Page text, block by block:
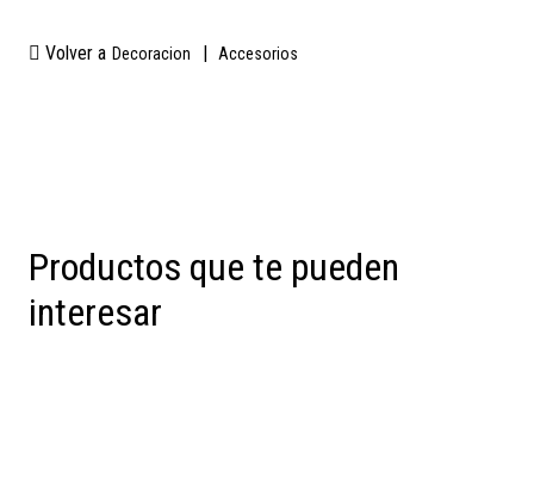
Volver a Decoracion | Accesorios
Productos que te pueden
interesar